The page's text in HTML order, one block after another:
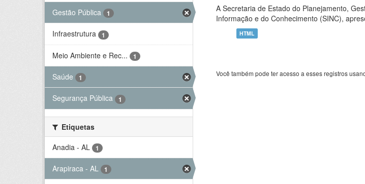
Gestão Pública 1
Infraestrutura 1
Meio Ambiente e Rec... 1
Saúde 1
Segurança Pública 1
Etiquetas
Anadia - AL
1
Arapiraca - AL 1
A Secretaria de Estado do Planejamento,
Informação e do Conhecimento (SINC),
HTML
Você também pode ter acesso a esses registros